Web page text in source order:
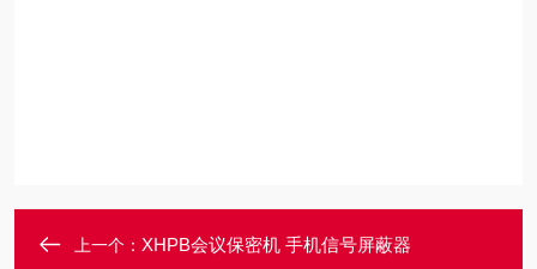
上一个： XHPB会议保密机 手机信号屏蔽器